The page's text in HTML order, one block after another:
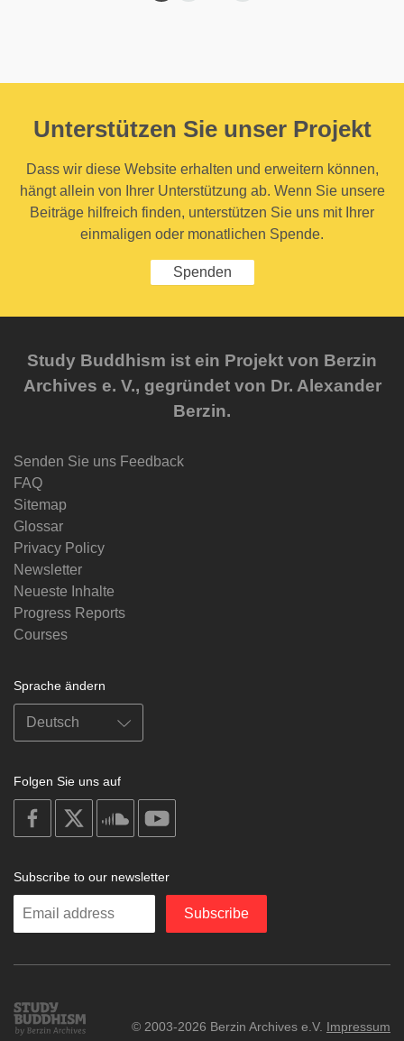
Unterstützen Sie unser Projekt
Dass wir diese Website erhalten und erweitern können,
hängt allein von Ihrer Unterstützung ab. Wenn Sie unsere
Beiträge hilfreich finden, unterstützen Sie uns mit Ihrer
einmaligen oder monatlichen Spende.
Spenden
Study Buddhism ist ein Projekt von Berzin
Archives e. V., gegründet von Dr. Alexander
Berzin.
Senden Sie uns Feedback
FAQ
Sitemap
Glossar
Privacy Policy
Newsletter
Neueste Inhalte
Progress Reports
Courses
Sprache ändern
Folgen Sie uns auf
on
facebook
soundcloud
Subscribe to our newsletter
Enter
Subscribe
Study
Buddhism
© 2003-2026 Berzin Archives e.V. Impressum